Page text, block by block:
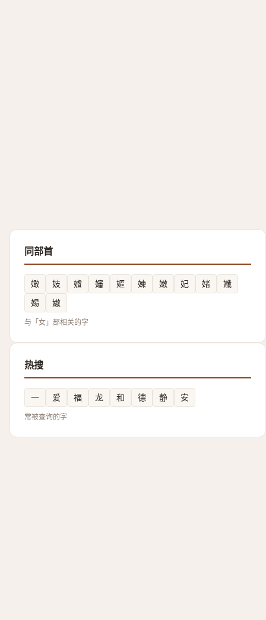
同部首
㜟 妓 㜘 嬸 嫗 媡 嫩 妃 媎
孅
㛫
㜜
与「女」部相关的字
热搜
一 爱 福 龙 和 德 静 安
常被查询的字